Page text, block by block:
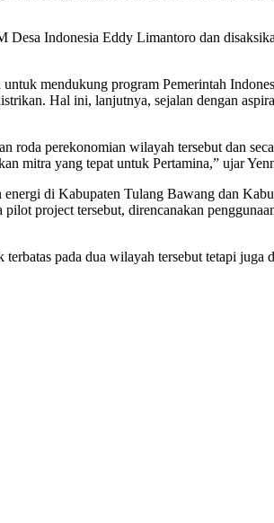
Indonesia Eddy Limantoro dan
mendukung program Pemerintah
Hal ini, lanjutnya, sejalan dengan
roda perekonomian wilayah tersebut dan
mitra yang tepat untuk Pertamina,” ujar
di Kabupaten Tulang Bawang dan
project tersebut, direncanakan
pada dua wilayah tersebut tetapi